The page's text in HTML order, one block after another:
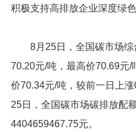
积极支持高排放企业深度绿色
8月25日，全国碳市场
70.20元/吨，最高价70.69元
价70.34元/吨，较前一日上
25日，全国碳市场碳排放配
4404659467.75元。